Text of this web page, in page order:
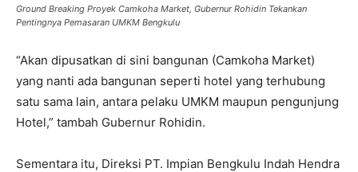
Ground Breaking Proyek Camkoha Market, Gubernur Rohidin Tekankan
Pentingnya Pemasaran UMKM Bengkulu
“Akan dipusatkan di sini bangunan (Camkoha Market)
yang nanti ada bangunan seperti hotel yang terhubung
satu sama lain, antara pelaku UMKM maupun pengunjung
Hotel,” tambah Gubernur Rohidin.
Sementara itu, Direksi PT. Impian Bengkulu Indah Hendra